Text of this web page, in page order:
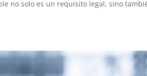
no solo es un requisito legal, sino